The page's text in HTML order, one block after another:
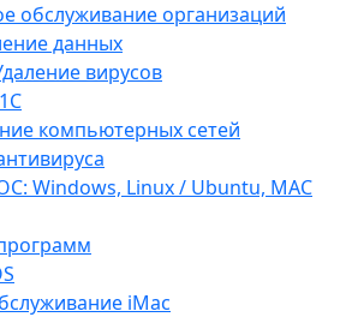
обслуживание организаций
данных
вирусов
компьютерных сетей
Windows, Linux / Ubuntu, МАС
iMac